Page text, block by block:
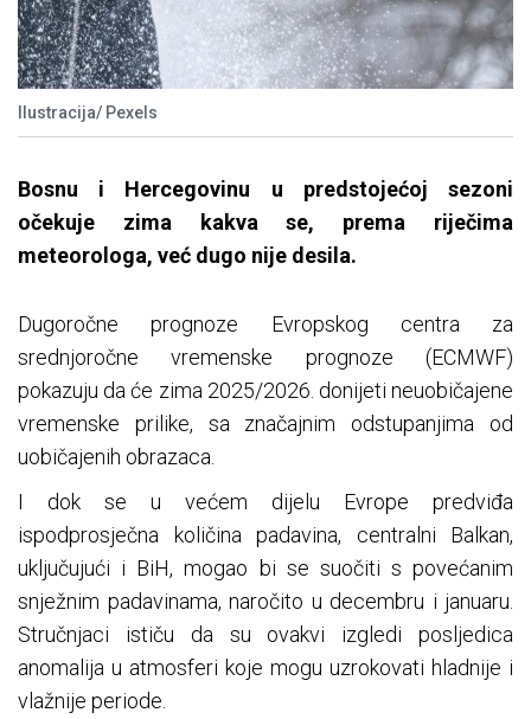
Ilustracija/ Pexels
Bosnu i Hercegovinu u predstojećoj sezoni
očekuje zima kakva se, prema riječima
meteorologa, već dugo nije desila.
Dugoročne prognoze Evropskog centra za
srednjoročne vremenske prognoze (ECMWF)
pokazuju da će zima 2025/2026. donijeti neuobičajene
vremenske prilike, sa značajnim odstupanjima od
uobičajenih obrazaca.
I dok se u većem dijelu Evrope predviđa
ispodprosječna količina padavina, centralni Balkan,
uključujući i BiH, mogao bi se suočiti s povećanim
snježnim padavinama, naročito u decembru i januaru.
Stručnjaci ističu da su ovakvi izgledi posljedica
anomalija u atmosferi koje mogu uzrokovati hladnije i
vlažnije periode.